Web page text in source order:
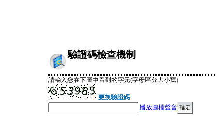
驗證碼檢查機制
請輸入您在下圖中看到的字元(字母區分大小寫)
更換驗證碼
播放圖檔聲音